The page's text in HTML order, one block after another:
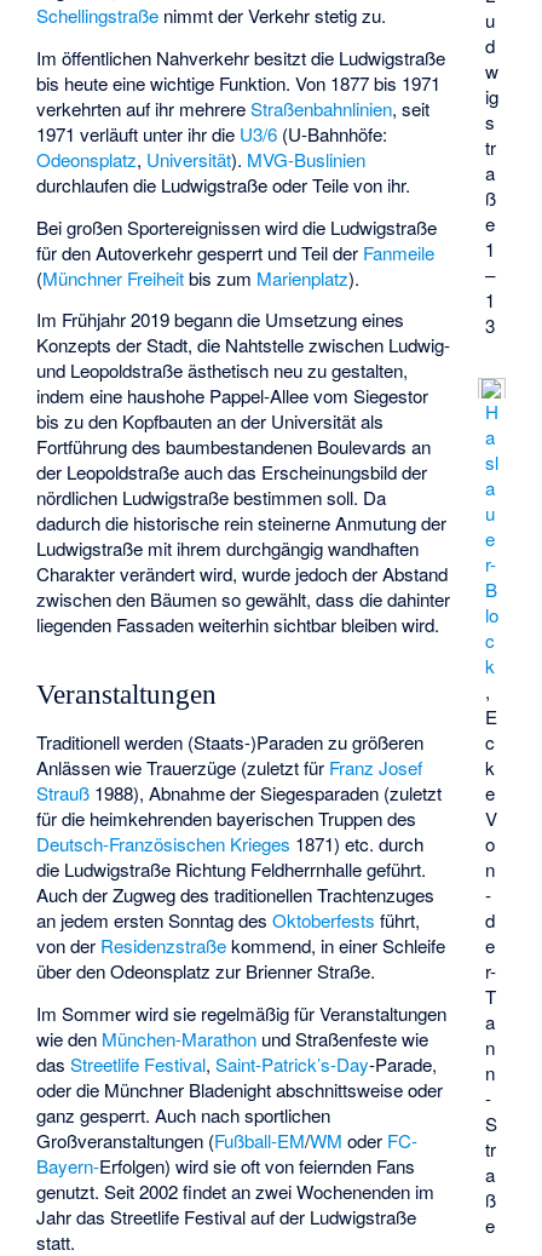
u
d
w
ig
s
tr
a
ß
e
1
–
1
3
H
a
sl
a
u
e
r-
B
lo
c
k
,
E
c
k
e
V
o
n
-
d
e
r-
T
a
n
n
-
S
tr
a
ß
e
Schellingstraße nimmt der Verkehr stetig zu.
Im öffentlichen Nahverkehr besitzt die Ludwigstraße
bis heute eine wichtige Funktion. Von 1877 bis 1971
verkehrten auf ihr mehrereStraßenbahnlinien, seit
1971 verläuft unter ihr die U3/6 (U-Bahnhöfe:
Odeonsplatz, Universität). MVG-Buslinien
durchlaufen die Ludwigstraße oder Teile von ihr.
Bei großen Sportereignissen wird die Ludwigstraße
für den Autoverkehr gesperrt und Teil der Fanmeile
(Münchner Freiheitbis zum Marienplatz).
Im Frühjahr 2019 begann die Umsetzung eines
Konzepts der Stadt, die Nahtstelle zwischen Ludwig-
und Leopoldstraße ästhetisch neu zu gestalten,
indem eine haushohe Pappel-Allee vom Siegestor
bis zu den Kopfbauten an der Universität als
Fortführung des baumbestandenen Boulevards an
der Leopoldstraße auch das Erscheinungsbild der
nördlichen Ludwigstraße bestimmen soll. Da
dadurch die historische rein steinerne Anmutung der
Ludwigstraße mit ihrem durchgängig wandhaften
Charakter verändert wird, wurde jedoch der Abstand
zwischen den Bäumen so gewählt, dass die dahinter
liegenden Fassaden weiterhin sichtbar bleiben wird.
Veranstaltungen
Traditionell werden (Staats-)Paraden zu größeren
Anlässen wie Trauerzüge (zuletzt für Franz Josef
Strauß 1988), Abnahme der Siegesparaden (zuletzt
für die heimkehrenden bayerischen Truppen des
Deutsch-Französischen Krieges 1871) etc. durch
die Ludwigstraße Richtung Feldherrnhalle geführt.
Auch der Zugweg des traditionellen Trachtenzuges
an jedem ersten Sonntag desOktoberfests führt,
von der Residenzstraßekommend, in einer Schleife
über den Odeonsplatz zur Brienner Straße.
Im Sommer wird sie regelmäßig für Veranstaltungen
wie den München-Marathon und Straßenfeste wie
dasStreetlife Festival,Saint-Patrick’s-Day-Parade,
oder die Münchner Bladenightabschnittsweise oder
ganz gesperrt. Auch nach sportlichen
Großveranstaltungen (Fußball-EM/WM oder FC-
Bayern-Erfolgen) wird sie oft von feiernden Fans
genutzt. Seit 2002 findet an zwei Wochenenden im
Jahr das Streetlife Festival auf der Ludwigstraße
statt.